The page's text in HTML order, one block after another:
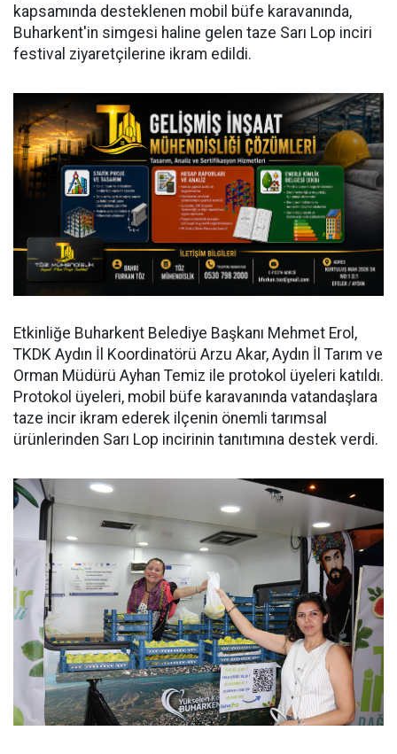
kapsamında desteklenen mobil büfe karavanında,
Buharkent'in simgesi haline gelen taze Sarı Lop inciri
festival ziyaretçilerine ikram edildi.
Etkinliğe Buharkent Belediye Başkanı Mehmet Erol,
TKDK Aydın İl Koordinatörü Arzu Akar, Aydın İl Tarım ve
Orman Müdürü Ayhan Temiz ile protokol üyeleri katıldı.
Protokol üyeleri, mobil büfe karavanında vatandaşlara
taze incir ikram ederek ilçenin önemli tarımsal
ürünlerinden Sarı Lop incirinin tanıtımına destek verdi.